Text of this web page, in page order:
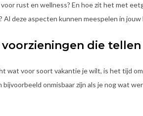
rust en wellness? En hoe zit het met
Al deze aspecten kunnen meespelen in jouw
die tellen
wat voor soort vakantie je wilt, is het tijd
bijvoorbeeld onmisbaar zijn als je nog wat